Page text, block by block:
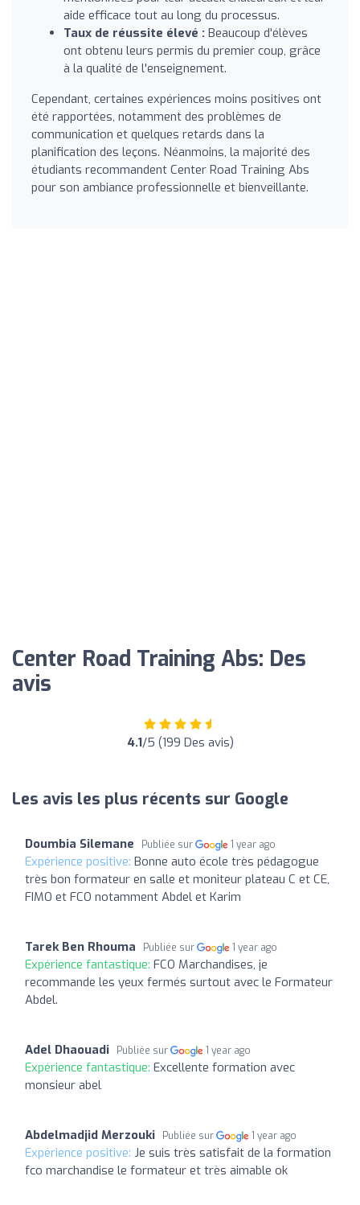
aide efficace tout au long du processus.
Taux de réussite élevé : Beaucoup d'élèves
ont obtenu leurs permis du premier coup, grâce
à la qualité de l'enseignement.
Cependant, certaines expériences moins positives ont
été rapportées, notamment des problèmes de
communication et quelques retards dans la
planification des leçons. Néanmoins, la majorité des
étudiants recommandent Center Road Training Abs
pour son ambiance professionnelle et bienveillante.
Center Road Training Abs: Des
avis
4.1/5 (199 Des avis)
Les avis les plus récents sur Google
Doumbia Silemane Publiée sur 1 year ago
Expérience positive: Bonne auto école très pédagogue
très bon formateur en salle et moniteur plateau C et CE,
FIMO et FCO notamment Abdel et Karim
Tarek Ben Rhouma Publiée sur 1 year ago
Expérience fantastique: FCO Marchandises, je
recommande les yeux fermés surtout avec le Formateur
Abdel.
Adel Dhaouadi Publiée sur 1 year ago
Expérience fantastique: Excellente formation avec
monsieur abel
Abdelmadjid Merzouki Publiée sur 1 year ago
Expérience positive: Je suis très satisfait de la formation
fco marchandise le formateur et très aimable ok